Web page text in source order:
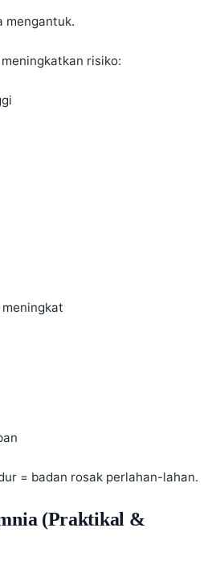
mengantuk.
risiko:
= badan rosak perlahan-lahan.
(Praktikal &